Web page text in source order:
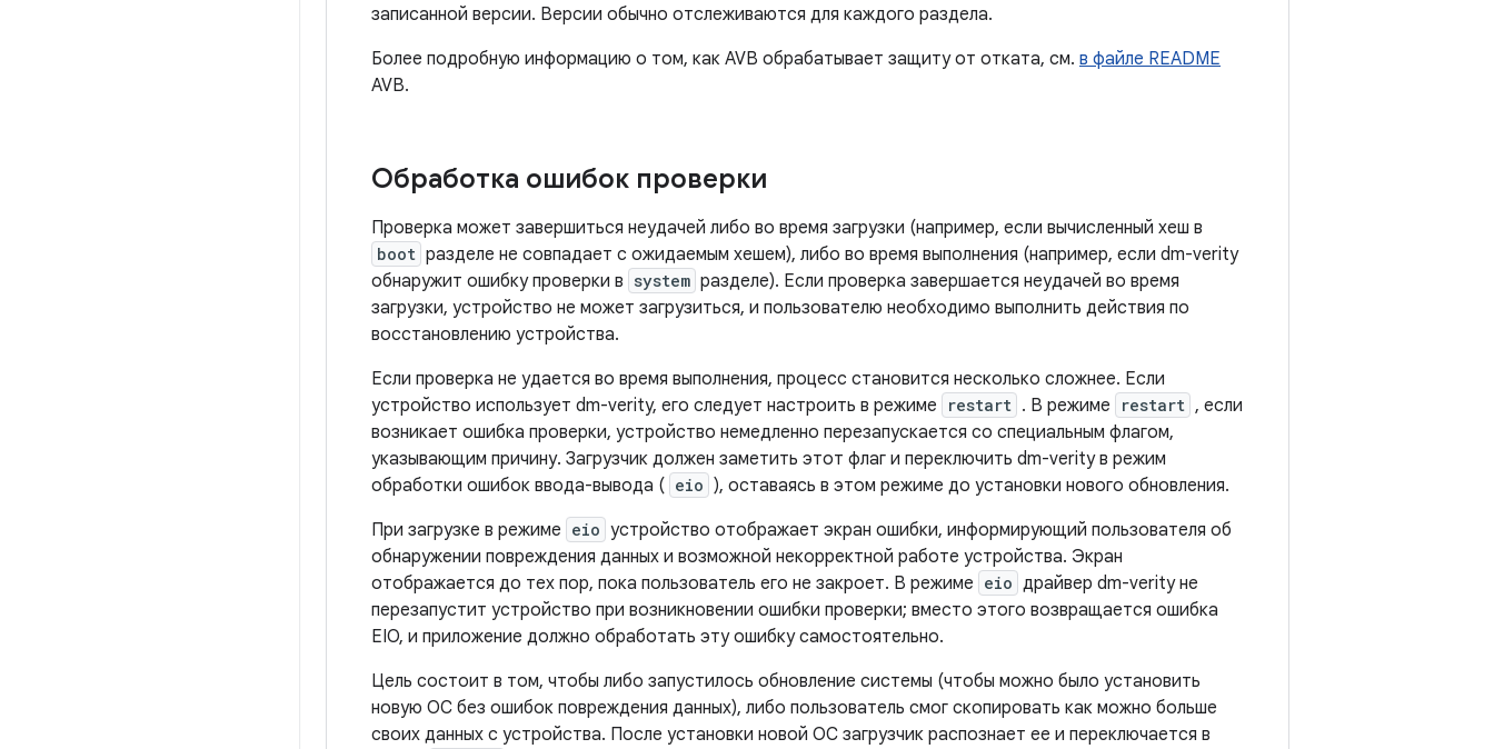
записанной версии. Версии обычно отслеживаются для каждого раздела.
Более подробную информацию о том, как AVB обрабатывает защиту от отката, см. в файле README
AVB.
Обработка ошибок проверки
Проверка может завершиться неудачей либо во время загрузки (например, если вычисленный хеш в
boot разделе не совпадает с ожидаемым хешем), либо во время выполнения (например, если dm-verity
обнаружит ошибку проверки в system разделе). Если проверка завершается неудачей во время
загрузки, устройство не может загрузиться, и пользователю необходимо выполнить действия по
восстановлению устройства.
Если проверка не удается во время выполнения, процесс становится несколько сложнее. Если
устройство использует dm-verity, его следует настроить в режиме
restart . В режиме restart , если
возникает ошибка проверки, устройство немедленно перезапускается со специальным флагом,
указывающим причину. Загрузчик должен заметить этот флаг и переключить dm-verity в режим
обработки ошибок ввода-вывода ( eio ), оставаясь в этом режиме до установки нового обновления.
При загрузке в режиме eio устройство отображает экран ошибки, информирующий пользователя об
обнаружении повреждения данных и возможной некорректной работе устройства. Экран
отображается до тех пор, пока пользователь его не закроет. В режиме eio драйвер dm-verity не
перезапустит устройство при возникновении ошибки проверки; вместо этого возвращается ошибка
EIO, и приложение должно обработать эту ошибку самостоятельно.
Цель состоит в том, чтобы либо запустилось обновление системы (чтобы можно было установить
новую ОС без ошибок повреждения данных), либо пользователь смог скопировать как можно больше
своих данных с устройства. После установки новой ОС загрузчик распознает ее и переключается в